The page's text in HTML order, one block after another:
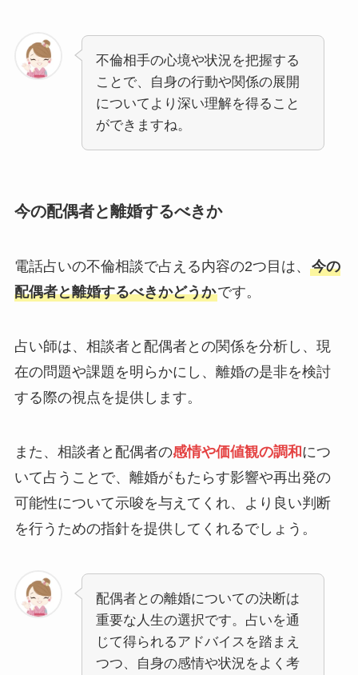
不倫相手の心境や状況を把握する
ことで、自身の行動や関係の展開
についてより深い理解を得ること
ができますね。
今の配偶者と離婚するべきか
電話占いの不倫相談で占える内容の2つ目は、 今の
配偶者と離婚するべきかどうかです。
占い師は、相談者と配偶者との関係を分析し、現
在の問題や課題を明らかにし、離婚の是非を検討
する際の視点を提供します。
また、相談者と配偶者の感情や価値観の調和につ
いて占うことで、離婚がもたらす影響や再出発の
可能性について示唆を与えてくれ、より良い判断
を行うための指針を提供してくれるでしょう。
配偶者との離婚についての決断は
重要な人生の選択です。占いを通
じて得られるアドバイスを踏まえ
つつ、自身の感情や状況をよく考